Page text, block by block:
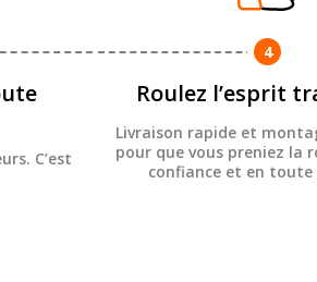
C’est
4
Roulez l’esprit
Livraison rapide et
pour que vous preniez la
confiance et en toute